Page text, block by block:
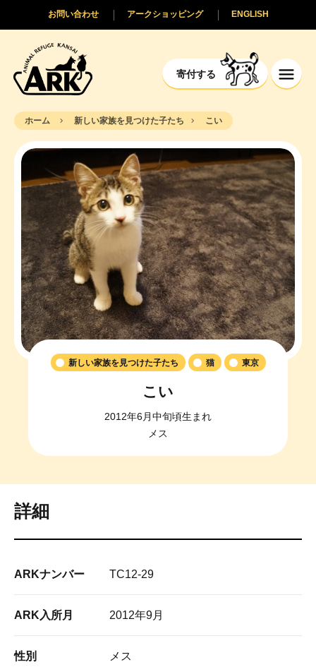
寄付する
ENGLISH
アークショッピング
お問い合わせ
ホーム 新しい家族を見つけた子たち こい
新しい家族を見つけた子たち 猫 東京
こい
2012年6月中旬頃生まれ
メス
詳細
ARKナンバー TC12-29
ARK入所月 2012年9月
性別 メス